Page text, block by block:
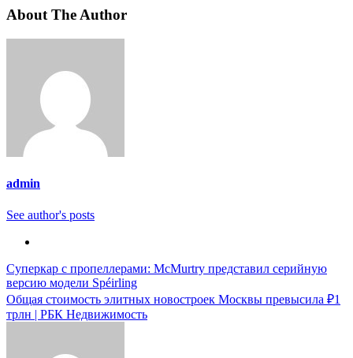
About The Author
admin
See author's posts
Навигация
по
записям
Суперкар с пропеллерами: McMurtry представил серийную
версию модели Spéirling
Общая стоимость элитных новостроек Москвы превысила ₽1
трлн | РБК Недвижимость